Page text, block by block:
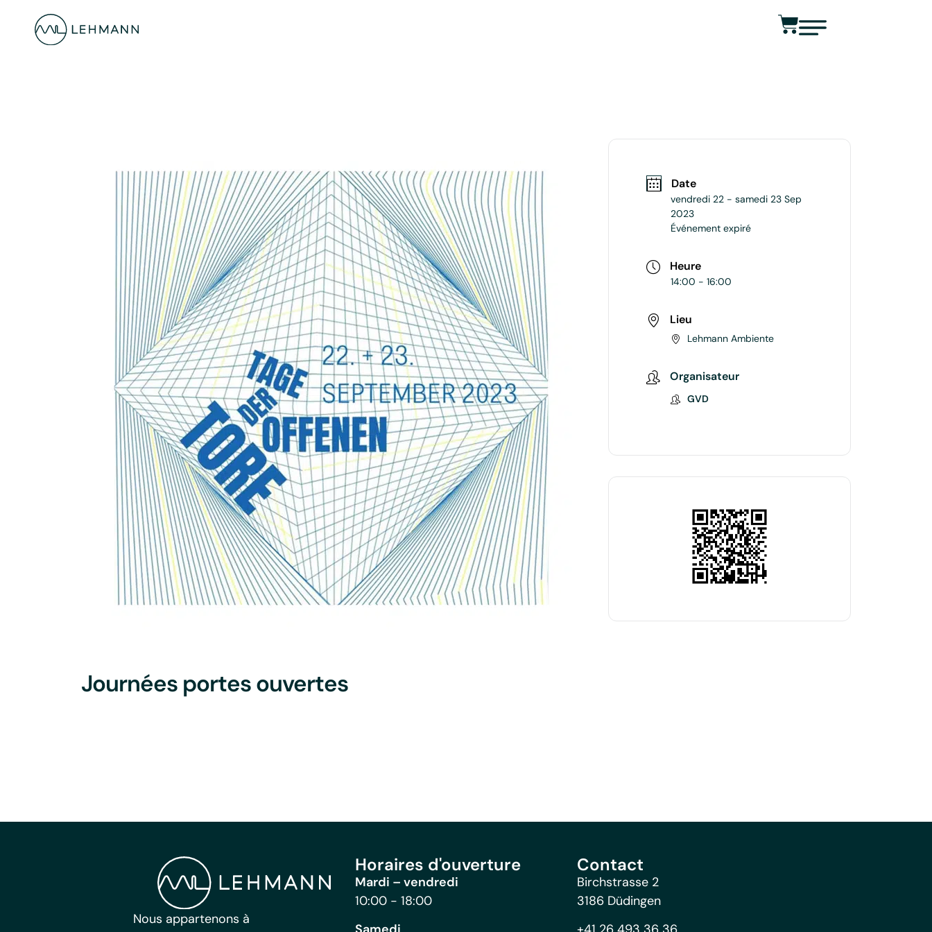
Journées portes ouvertes
Date
vendredi 22 - samedi 23 Sep
2023
Événement expiré
Heure
14:00 - 16:00
Lieu
Lehmann Ambiente
Organisateur
GVD
Nous appartenons à
Horaires d'ouverture
Mardi – vendredi
10:00 - 18:00
Contact
Birchstrasse 2
3186 Düdingen